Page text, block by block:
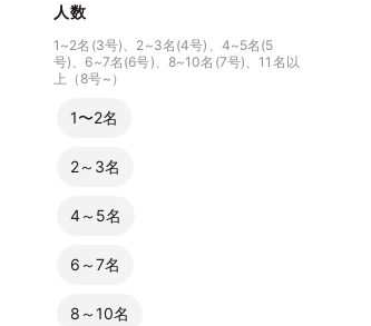
人数
1~2名(3号)、2~3名(4号)、4~5名(5
号)、6~7名(6号)、8~10名(7号)、11名以
上（8号~）
1〜2名
2～3名
4～5名
6～7名
8～10名